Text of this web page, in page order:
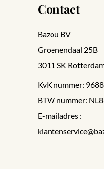
Contact
Bazou BV
Groenendaal 25B
3011 SK
KvK nummer:
BTW nummer:
E-mailadres :